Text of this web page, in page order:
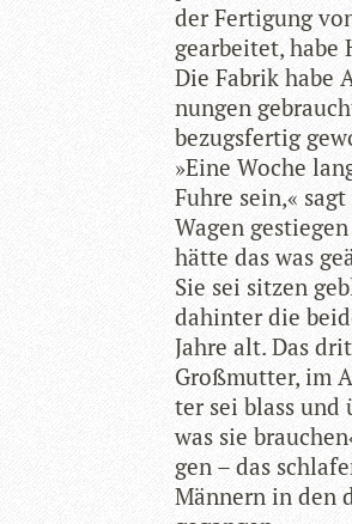
der Fer­ti­gung
gear­bei­tet,
Die Fabrik habe
nun­gen
bezugs­fer­tig
»Eine Woche
Fuhre sein,«
Wagen
hätte das was
Sie sei sit­zen
dahin­ter die
Jahre alt. Das
Groß­mutter, im
ter sei blass und
was sie
gen – das
Män­nern in den